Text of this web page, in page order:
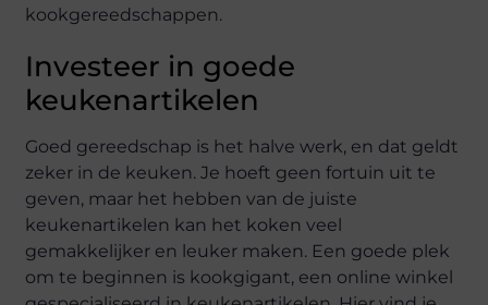
kookgereedschappen.
Investeer in goede
keukenartikelen
Goed gereedschap is het halve werk, en dat geldt
zeker in de keuken. Je hoeft geen fortuin uit te
geven, maar het hebben van de juiste
keukenartikelen kan het koken veel
gemakkelijker en leuker maken. Een goede plek
om te beginnen is kookgigant, een online winkel